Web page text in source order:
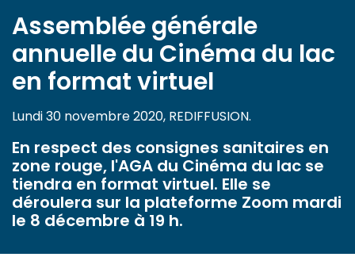
Assemblée générale
annuelle du Cinéma du lac
en format virtuel
Lundi 30 novembre 2020, REDIFFUSION.
En respect des consignes sanitaires en
zone rouge, l'AGA du Cinéma du lac se
tiendra en format virtuel. Elle se
déroulera sur la plateforme Zoom mardi
le 8 décembre à 19 h.